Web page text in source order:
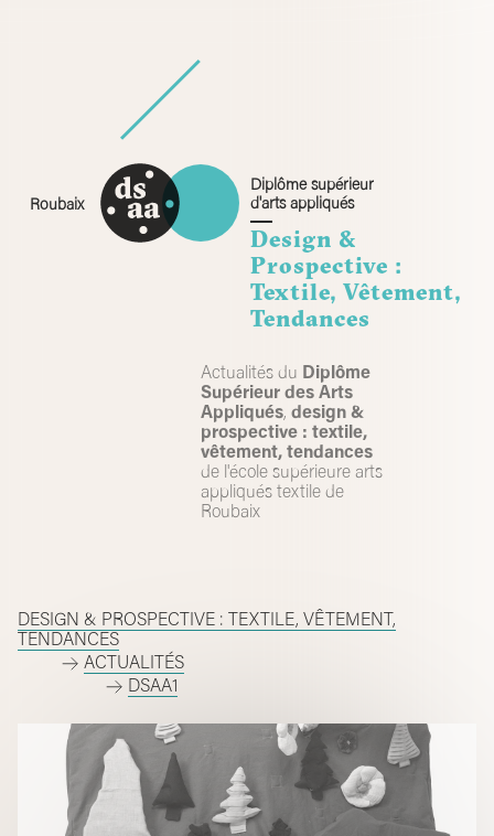
Roubaix
Diplôme supérieur
d'arts appliqués
Design &
Prospective :
Textile, Vêtement,
Tendances
Actualités du Diplôme
Supérieur des Arts
Appliqués,design &
prospective : textile,
vêtement, tendances
de l'école supérieure arts
appliqués textile de
Roubaix
DESIGN & PROSPECTIVE : TEXTILE, VÊTEMENT,
TENDANCES
ACTUALITÉS
DSAA1